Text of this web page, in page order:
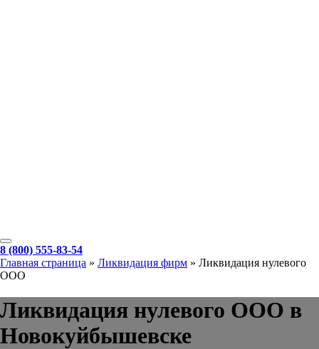
8 (800) 555-83-54
Главная страница » Ликвидация фирм » Ликвидация нулевого
ООО
Ликвидация нулевого ООО в
Новокуйбышевске